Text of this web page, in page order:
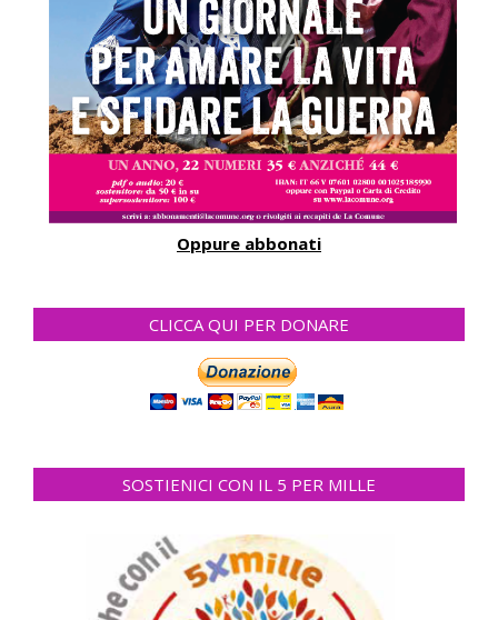
Oppure abbonati
CLICCA QUI PER DONARE
SOSTIENICI CON IL 5 PER MILLE